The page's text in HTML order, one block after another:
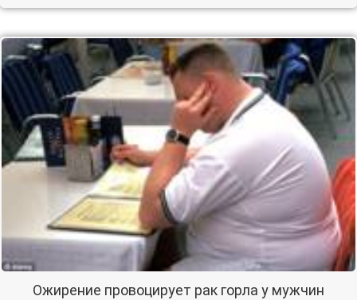
Ожирение провоцирует рак горла у мужчин